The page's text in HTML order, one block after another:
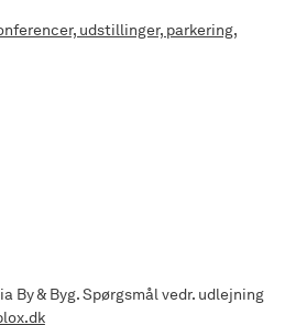
udstillinger, parkering,
By & Byg. Spørgsmål vedr. udlejning